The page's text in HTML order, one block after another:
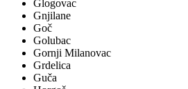
Glogovac
Gnjilane
Goč
Golubac
Gornji Milanovac
Grdelica
Guča